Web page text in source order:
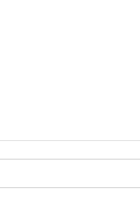
힐러리 스캔들
(FBI)이 클린턴을 다시
표
힐